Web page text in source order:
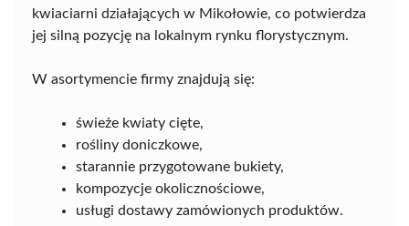
kwiaciarni działających w Mikołowie, co potwierdza
jej silną pozycję na lokalnym rynku florystycznym.
W asortymencie firmy znajdują się:
świeże kwiaty cięte,
rośliny doniczkowe,
starannie przygotowane bukiety,
kompozycje okolicznościowe,
usługi dostawy zamówionych produktów.